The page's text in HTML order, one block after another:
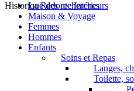
Historique des recherches
La Redoute Intérieurs
Maison & Voyage
Femmes
Hommes
Enfants
Soins et Repas
Langes,
Toilette,